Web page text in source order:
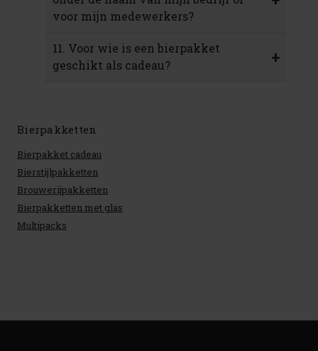
voor mijn medewerkers?
11. Voor wie is een bierpakket
geschikt als cadeau?
+
Bierpakketten
Bierpakket cadeau
Bierstijlpakketten
Brouwerijpakketten
Bierpakketten met glas
Multipacks